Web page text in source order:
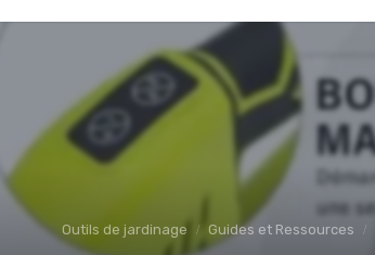
Outils de jardinage Guides et Ressources